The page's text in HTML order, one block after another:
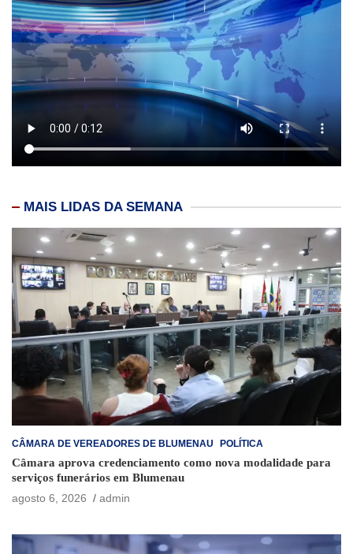
MAIS LIDAS DA SEMANA
CÂMARA DE VEREADORES DE BLUMENAU POLÍTICA
Câmara aprova credenciamento como nova modalidade para
serviços funerários em Blumenau
agosto 6, 2026
admin